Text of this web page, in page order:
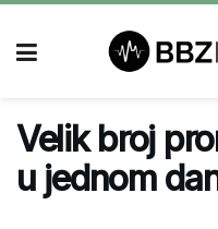
Velik broj
u jednom